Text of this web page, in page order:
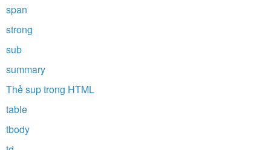
span
strong
sub
summary
Thẻ sup trong HTML
table
tbody